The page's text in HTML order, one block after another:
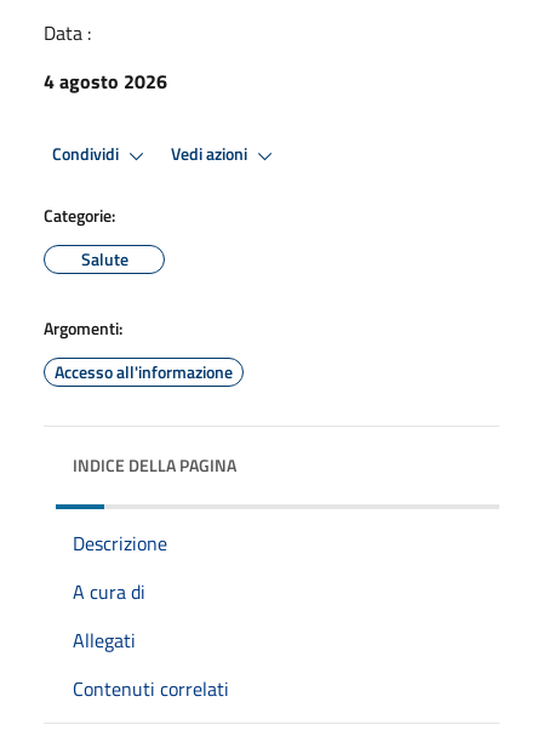
Data :
4 agosto 2026
Condividi Vedi azioni
Categorie:
Salute
Argomenti:
Accesso all'informazione
INDICE DELLA PAGINA
Descrizione
A cura di
Allegati
Contenuti correlati